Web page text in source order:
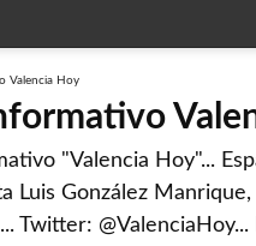
"Valencia Hoy"...
Luis González
Twitter: